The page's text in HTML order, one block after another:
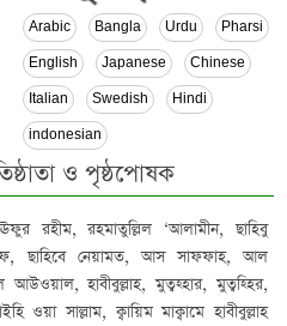
Arabic Bangla Urdu Pharsi
English Japanese Chinese
Italian Swedish Hindi
indonesian
ও পৃষ্ঠপোষক
রহীম, রহমাতুল্লিল ‘আলামীন, ছাহিবু
ছাহিবে নেয়ামত, আস সাফফাহ, আল
হাবীবুল্লাহ, মুত্বহ্হার, মুত্বহ্হির,
ওয়া সাল্লাম, ক্বায়িম মাক্বামে হাবীবুল্লাহ